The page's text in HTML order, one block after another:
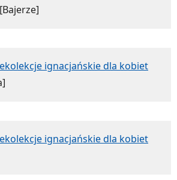
[Bajerze]
ignacjańskie dla kobiet
ignacjańskie dla kobiet